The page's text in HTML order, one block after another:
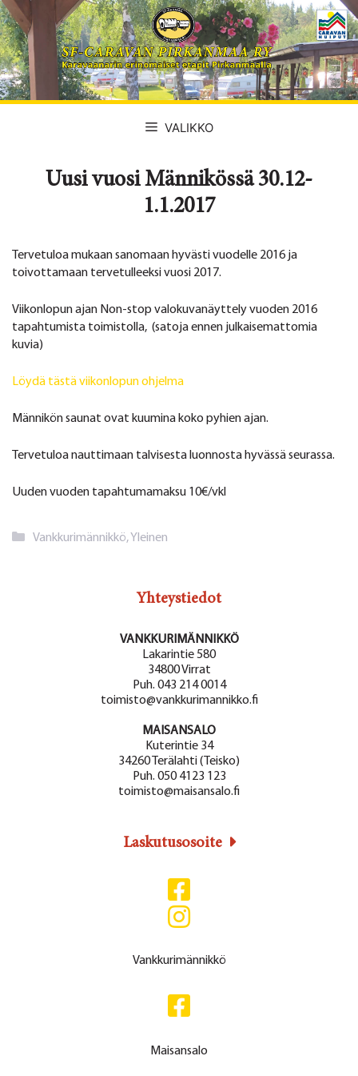
Siirry
sisältöön
VALIKKO
Uusi vuosi Männikössä 30.12-
1.1.2017
Tervetuloa mukaan sanomaan hyvästi vuodelle 2016 ja
toivottamaan tervetulleeksi vuosi 2017.
Viikonlopun ajan Non-stop valokuvanäyttely vuoden 2016
tapahtumista toimistolla, (satoja ennen julkaisemattomia
kuvia)
Löydä tästä viikonlopun ohjelma
Männikön saunat ovat kuumina koko pyhien ajan.
Tervetuloa nauttimaan talvisesta luonnosta hyvässä seurassa.
Uuden vuoden tapahtumamaksu 10€/vkl
Kategoriat
Vankkurimännikkö,Yleinen
Yhteystiedot
VANKKURIMÄNNIKKÖ
Lakarintie 580
34800 Virrat
Puh. 043 214 0014
toimisto@vankkurimannikko.fi
MAISANSALO
Kuterintie 34
34260 Terälahti (Teisko)
Puh. 050 4123 123
toimisto@maisansalo.fi
Laskutusosoite
Vankkurimännikkö
Maisansalo